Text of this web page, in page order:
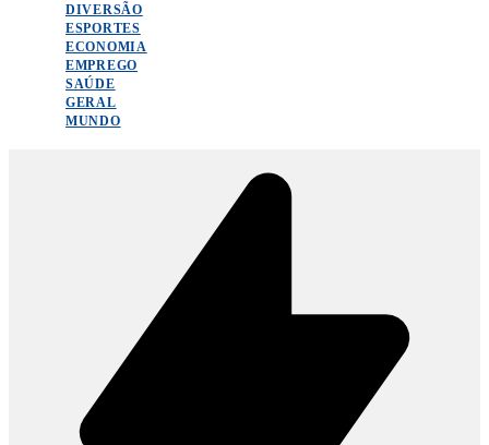
DIVERSÃO
ESPORTES
ECONOMIA
EMPREGO
SAÚDE
GERAL
MUNDO